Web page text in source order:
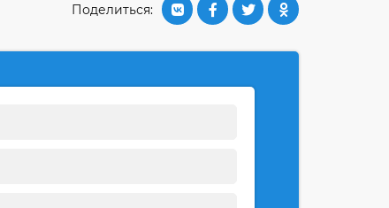
Поделиться: